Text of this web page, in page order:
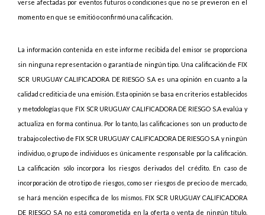
verse afectadas por eventos futuros o condiciones que no se previeron en el
momento en que se emitió o confirmó una calificación.
La información contenida en este informe recibida del emisor se proporciona
sin ninguna representación o garantía de ningún tipo. Una calificación de FIX
SCR URUGUAY CALIFICADORA DE RIESGO S.A es una opinión en cuanto a la
calidad crediticia de una emisión. Esta opinión se basa en criterios establecidos
y metodologías que FIX SCR URUGUAY CALIFICADORA DE RIESGO S.A evalúa y
actualiza en forma continua. Por lo tanto, las calificaciones son un producto de
trabajo colectivo de FIX SCR URUGUAY CALIFICADORA DE RIESGO S.A y ningún
individuo, o grupo de individuos es únicamente responsable por la calificación.
La calificación sólo incorpora los riesgos derivados del crédito. En caso de
incorporación de otro tipo de riesgos, como ser riesgos de precio o de mercado,
se hará mención específica de los mismos. FIX SCR URUGUAY CALIFICADORA
DE RIESGO S.A no está comprometida en la oferta o venta de ningún título.